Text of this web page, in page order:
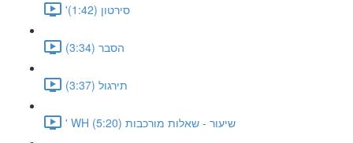
'סירטון (1:42)
הסבר (3:34)
תירגול (3:37)
' WH שיעור - שאלות מורכבות (5:20)